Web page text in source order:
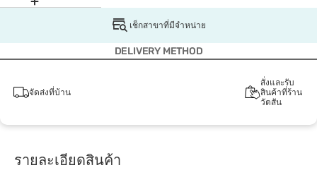
เช็กสาขาที่มีจำหน่าย
DELIVERY METHOD
จัดส่งที่บ้าน
สั่งและรับ
สินค้าที่ร้าน
วัตสัน
รายละเอียดสินค้า